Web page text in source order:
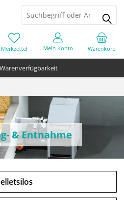
Warenkorb
Merkzettel Mein Konto
& Entnahme